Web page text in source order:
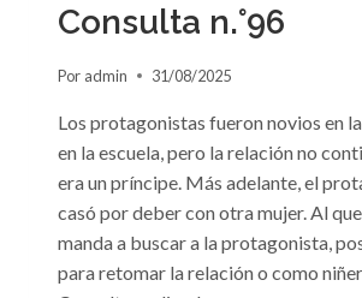
SUSAN
Consulta n.°96
Por admin 31/08/2025
Los protagonistas fueron novios en
en la escuela, pero la relación no
era un príncipe. Más adelante, el
casó por deber con otra mujer. Al
manda a buscar a la protagonista,
para retomar la relación o como